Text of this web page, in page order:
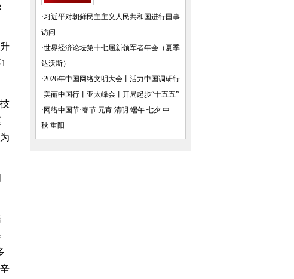
·习近平对朝鲜民主主义人民共和国进行国事
访问
·世界经济论坛第十七届新领军者年会（夏季
达沃斯）
·2026年中国网络文明大会
活力中国调研行
·美丽中国行 亚太峰会
开局起步“十五五”
· 网络中国节·春节 元宵 清明 端午 七夕 中
秋 重阳